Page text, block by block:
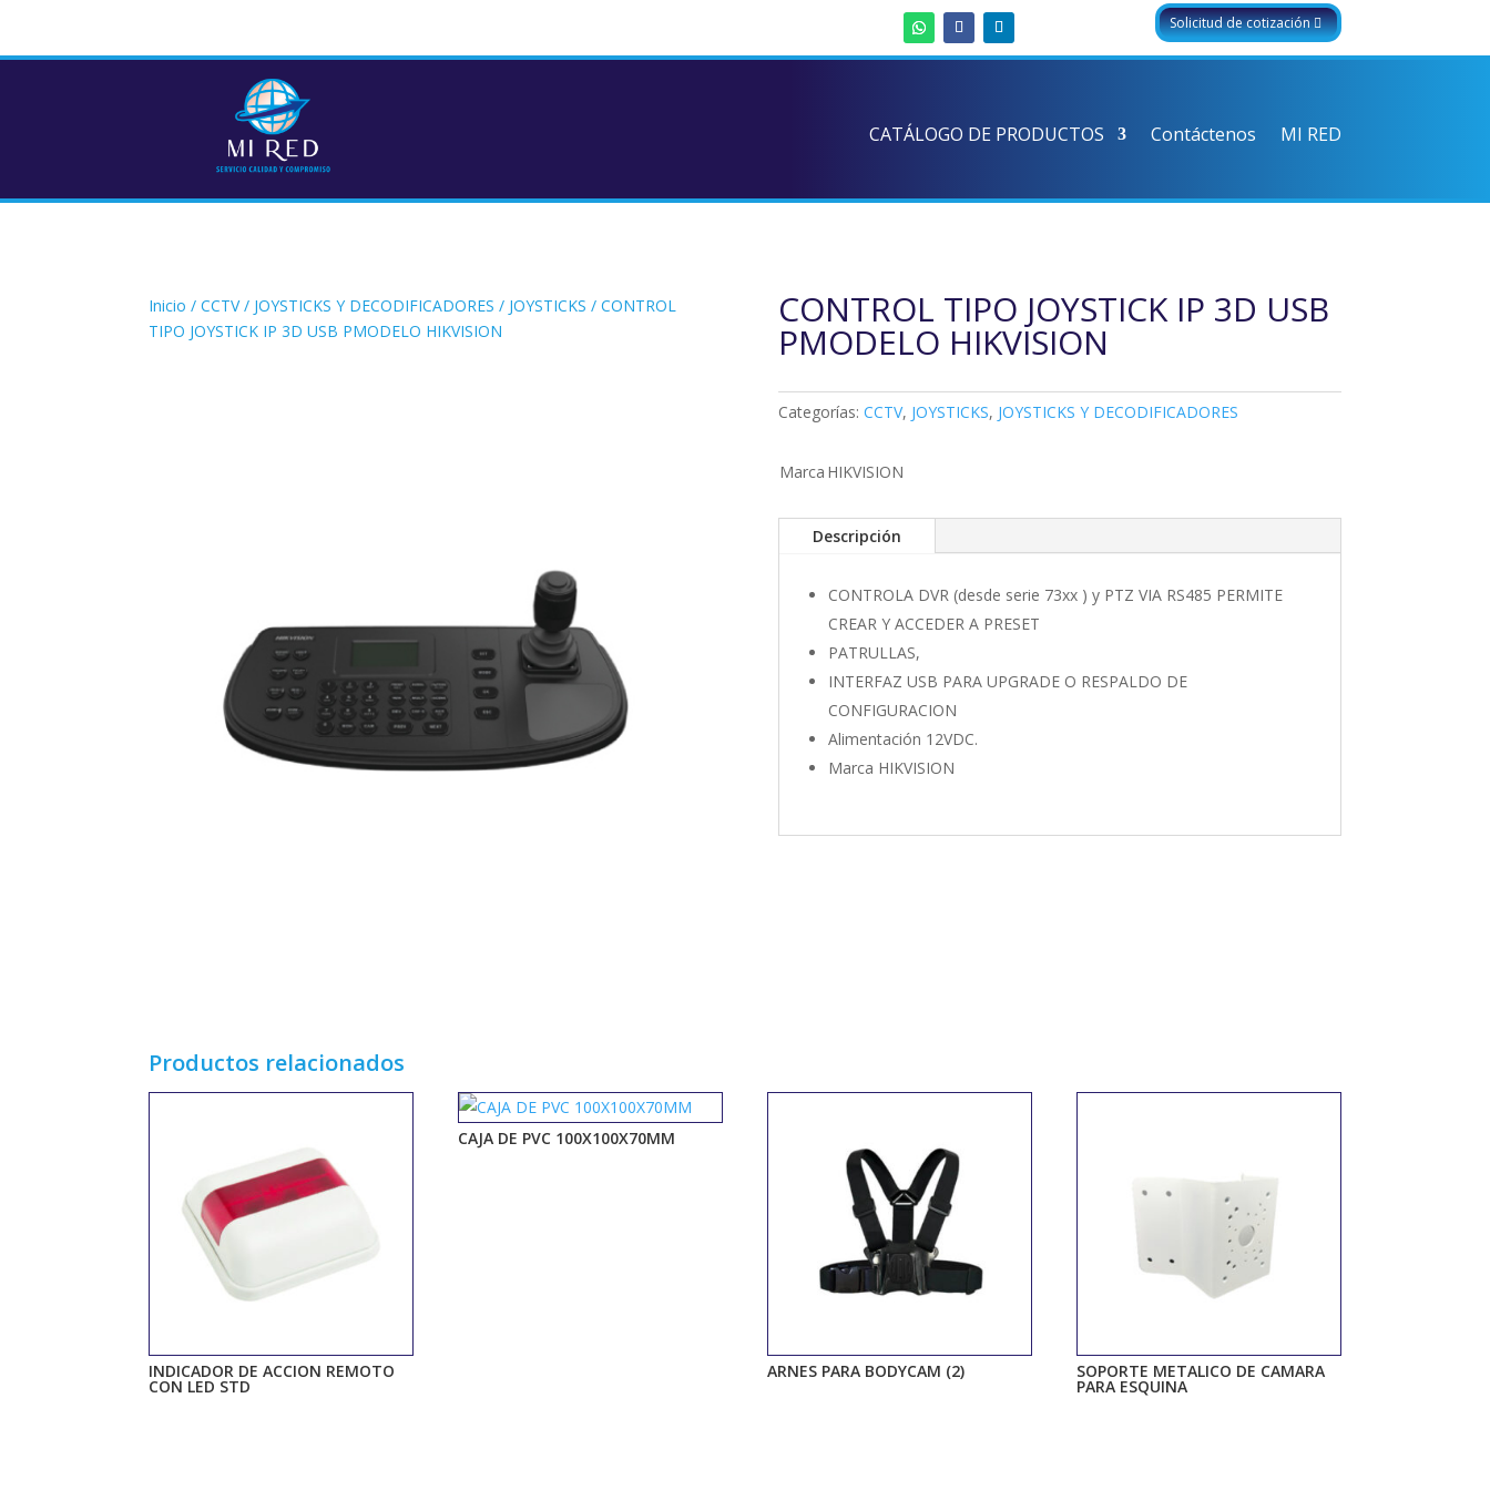
Solicitud de cotización
CATÁLOGO DE PRODUCTOS Contáctenos MI RED
Inicio /CCTV/ JOYSTICKS Y DECODIFICADORES / JOYSTICKS / CONTROL
TIPO JOYSTICK IP 3D USB PMODELO HIKVISION
CONTROL TIPO JOYSTICK IP 3D USB
PMODELO HIKVISION
Categorías: CCTV, JOYSTICKS, JOYSTICKS Y DECODIFICADORES
Marca HIKVISION
Descripción
CONTROLA DVR (desde serie 73xx ) y PTZ VIA RS485 PERMITE
CREAR Y ACCEDER A PRESET
PATRULLAS,
INTERFAZ USB PARA UPGRADE O RESPALDO DE
CONFIGURACION
Alimentación 12VDC.
Marca HIKVISION
Productos relacionados
INDICADOR DE ACCION REMOTO
CON LED STD
CAJA DE PVC 100X100X70MM
ARNES PARA BODYCAM (2) SOPORTE METALICO DE CAMARA
PARA ESQUINA